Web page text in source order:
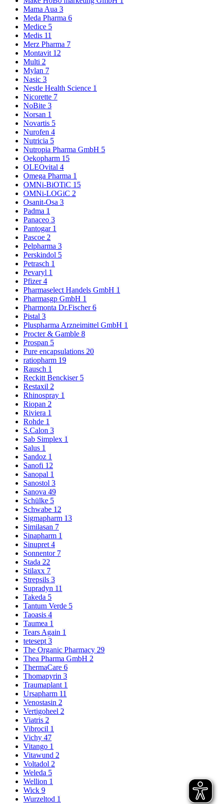
Mama Aua 3
Meda Pharma 6
Medice 5
Medis 11
Merz Pharma 7
Montavit 12
Multi 2
Mylan 7
Nasic 3
Nestle Health Science 1
Nicorette 7
NoBite 3
Norsan 1
Novartis 5
Nurofen 4
Nutricia 5
Nutropia Pharma GmbH 5
Oekopharm 15
OLEOvital 4
Omega Pharma 1
OMNi-BiOTiC 15
OMNi-LOGiC 2
Osanit-Osa 3
Padma 1
Panaceo 3
Pantogar 1
Pascoe 2
Pelpharma 3
Perskindol 5
Petrasch 1
Pevaryl 1
Pfizer4
Pharmaselect Handels GmbH 1
Pharmasgp GmbH 1
Pharmonta Dr.Fischer6
Pistal 3
Pluspharma Arzneimittel GmbH 1
Procter & Gamble 8
Prospan 5
Pure encapsulations 20
ratiopharm 19
Rausch 1
Reckitt Benckiser 5
Restaxil 2
Rhinospray 1
Riopan 2
Riviera 1
Rohde 1
S.Calon 3
Sab Simplex 1
Salus 1
Sandoz 1
Sanofi 12
Sanopal 1
Sanostol 3
Sanova 49
Schülke 5
Schwabe 12
Sigmapharm 13
Similasan 7
Sinapharm 1
Sinupret 4
Sonnentor 7
Stada 22
Stilaxx 7
Strepsils 3
Supradyn 11
Takeda 5
Tantum Verde 5
Taoasis 4
Taumea 1
Tears Again 1
tetesept 3
The Organic Pharmacy 29
Thea Pharma GmbH 2
ThermaCare 6
Thomapyrin 3
Traumaplant 1
Ursapharm 11
Venostasin 2
Vertigoheel 2
Viatris 2
Vibrocil 1
Vichy 47
Vitango 1
Vitawund 2
Voltadol 2
Weleda 5
Wellion 1
Wick 9
Wurzeltod 1